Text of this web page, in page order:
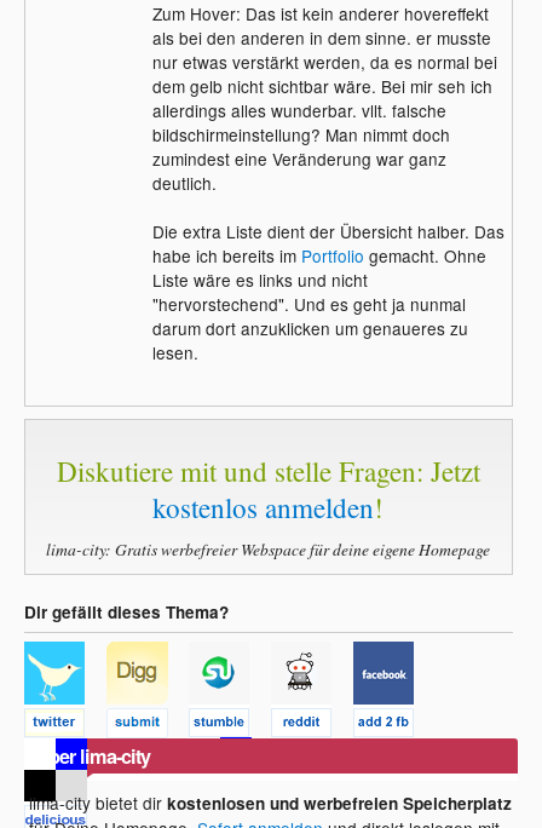
Zum Hover: Das ist kein anderer hovereffekt
als bei den anderen in dem sinne. er musste
nur etwas verstärkt werden, da es normal bei
dem gelb nicht sichtbar wäre. Bei mir seh ich
allerdings alles wunderbar. vllt. falsche
bildschirmeinstellung? Man nimmt doch
zumindest eine Veränderung war ganz
deutlich.
Die extra Liste dient der Übersicht halber. Das
habe ich bereits im Portfolio gemacht. Ohne
Liste wäre es links und nicht
"hervorstechend". Und es geht ja nunmal
darum dort anzuklicken um genaueres zu
lesen.
Diskutiere mit und stelle Fragen: Jetzt
kostenlos anmelden!
lima-city: Gratis werbefreier Webspace für deine eigene Homepage
Dir gefällt dieses Thema?
Über lima-city
lima-city bietet dirkostenlosen und werbefreien Speicherplatz